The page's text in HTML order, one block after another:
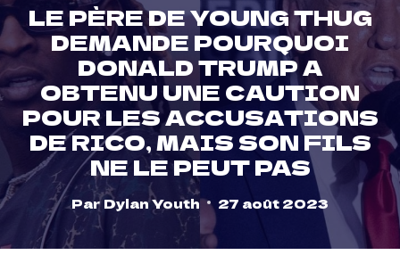
LE PÈRE DE YOUNG THUG
DEMANDE POURQUOI
DONALD TRUMP A
OBTENU UNE CAUTION
POUR LES ACCUSATIONS
DE RICO, MAIS SON FILS
NE LE PEUT PAS
ParDylan Youth 27 août 2023